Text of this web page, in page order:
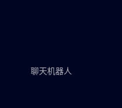
聊天机器人